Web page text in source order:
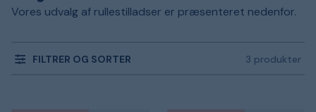
Vores udvalg af rullestilladser er præsenteret nedenfor.
FILTRER OG SORTER 3 produkter